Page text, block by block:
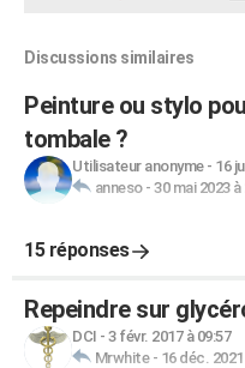
Discussions similaires
Peinture ou stylo
tombale ?
Utilisateur anonyme- 16
anneso- 30 mai 2023 à
15 réponses
Repeindre sur
DCI - 3 févr. 2017 à 09:57
Mrwhite- 16 déc.